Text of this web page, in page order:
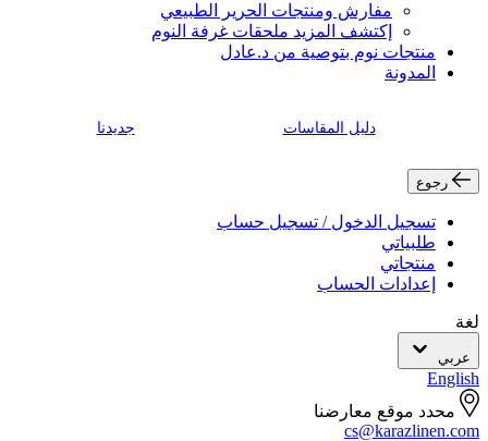
مفارش ومنتجات الحرير الطبيعي
إكتشف المزيد ملحقات غرفة النوم
منتجات نوم بتوصية من د.عادل
المدونة
دليل المقاسات جديدنا
رجوع
تسجيل الدخول / تسجيل حساب
طلبياتي
منتجاتي
إعدادات الحساب
لغة
عربي
English
محدد موقع معارضنا
cs@karazlinen.com